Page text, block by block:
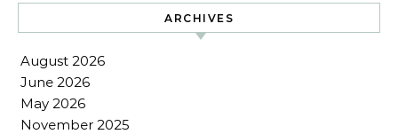
ARCHIVES
August 2026
June 2026
May 2026
November 2025